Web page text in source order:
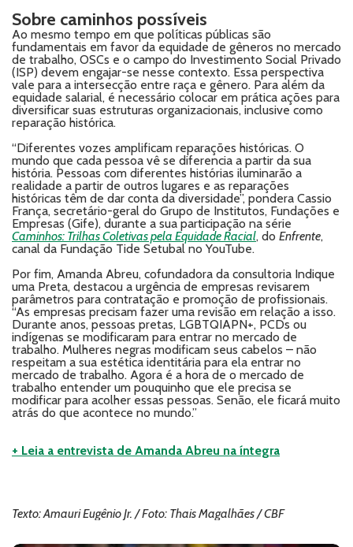
Sobre caminhos possíveis
Ao mesmo tempo em que políticas públicas são
fundamentais em favor da equidade de gêneros no mercado
de trabalho, OSCs e o campo do Investimento Social Privado
(ISP) devem engajar-se nesse contexto. Essa perspectiva
vale para a intersecção entre raça e gênero. Para além da
equidade salarial, é necessário colocar em prática ações para
diversificar suas estruturas organizacionais, inclusive como
reparação histórica.
“Diferentes vozes amplificam reparações históricas. O
mundo que cada pessoa vê se diferencia a partir da sua
história. Pessoas com diferentes histórias iluminarão a
realidade a partir de outros lugares e as reparações
históricas têm de dar conta da diversidade”, pondera Cassio
França, secretário-geral do Grupo de Institutos, Fundações e
Empresas (Gife), durante a sua participação na série
Caminhos: Trilhas Coletivas pela Equidade Racial, do Enfrente,
canal da Fundação Tide Setubal no YouTube.
Por fim, Amanda Abreu, cofundadora da consultoria Indique
uma Preta, destacou a urgência de empresas revisarem
parâmetros para contratação e promoção de profissionais.
“As empresas precisam fazer uma revisão em relação a isso.
Durante anos, pessoas pretas, LGBTQIAPN+, PCDs ou
indígenas se modificaram para entrar no mercado de
trabalho. Mulheres negras modificam seus cabelos – não
respeitam a sua estética identitária para ela entrar no
mercado de trabalho. Agora é a hora de o mercado de
trabalho entender um pouquinho que ele precisa se
modificar para acolher essas pessoas. Senão, ele ficará muito
atrás do que acontece no mundo.”
+ Leia a entrevista de Amanda Abreu na íntegra
Texto: Amauri Eugênio Jr. / Foto: Thais Magalhães / CBF